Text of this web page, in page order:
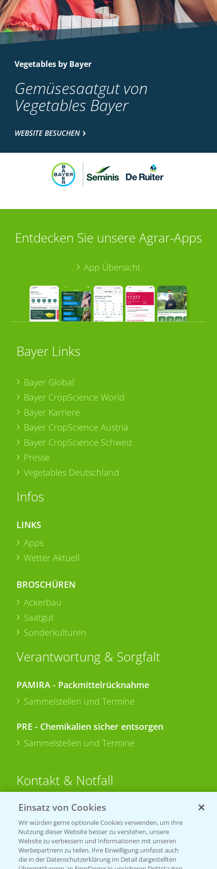
Vegetables by Bayer
Gemüsesaatgut von
Vegetables Bayer
WEBSITE BESUCHEN
Entdecken Sie unsere Agrar-Apps
App Übersicht
Bayer Links
Bayer Global
Bayer CropScience World
Bayer Karriere
Bayer CropScience Austria
Bayer CropScience Schweiz
Presse
Vegetables Deutschland
Infos
LINKS
Apps
Wetter Aktuell
BROSCHÜREN
Ackerbau
Saatgut
Sonderkulturen
Verantwortung & Sorgfalt
PAMIRA - Packmittelrücknahme
Sammelstellen und Termine
PRE - Chemikalien sicher entsorgen
Sammelstellen und Termine
Kontakt & Notfall
Beratung auf WhatsApp
T.+49 (0)174 346 564 1
KONTAKT
Einsatz von Cookies
Wir würden gerne optionale Cookies verwenden, um Ihre
Nutzung dieser Website besser zu verstehen, unsere
Website zu verbessern und Informationen mit unseren
Werbepartnern zu teilen. Ihre Einwilligung umfasst auch
die in der Datenschutzerklärung im Detail dargestellten